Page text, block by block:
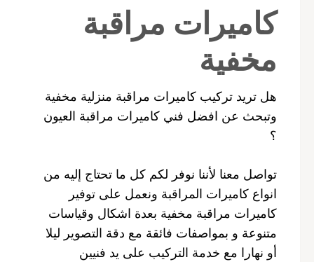
كاميرات مراقبة
مخفية
هل تريد تركيب كاميرات مراقبة منزلية مخفية
وتبحث عن افضل فني كاميرات مراقبة العيون
؟
تواصل معنا لأننا نوفر لكم كل ما تحتاج إليه من
انواع كاميرات المراقبة ونعمل على توفير
كاميرات مراقبة مخفية بعدة اشكال وقياسات
متنوعة و بمواصفات فائقة مع دقة التصوير ليلا
أو نهارا مع خدمة التركيب على يد فنيين